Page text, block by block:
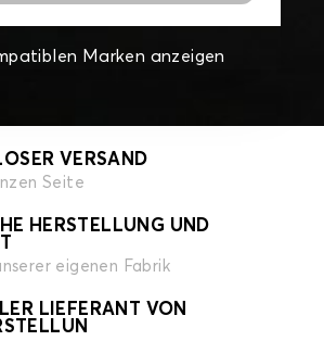
Marken anzeigen
VERSAND
Seite
HERSTELLUNG UND
eigenen Fabrik
LIEFERANT VON